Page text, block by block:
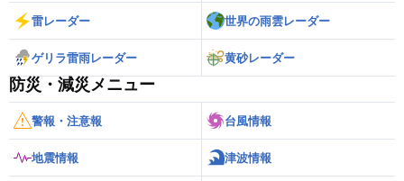
雷レーダー 世界の雨雲レーダー
ゲリラ雷雨レーダー 黄砂レーダー
防災・減災メニュー
警報・注意報 台風情報
地震情報 津波情報